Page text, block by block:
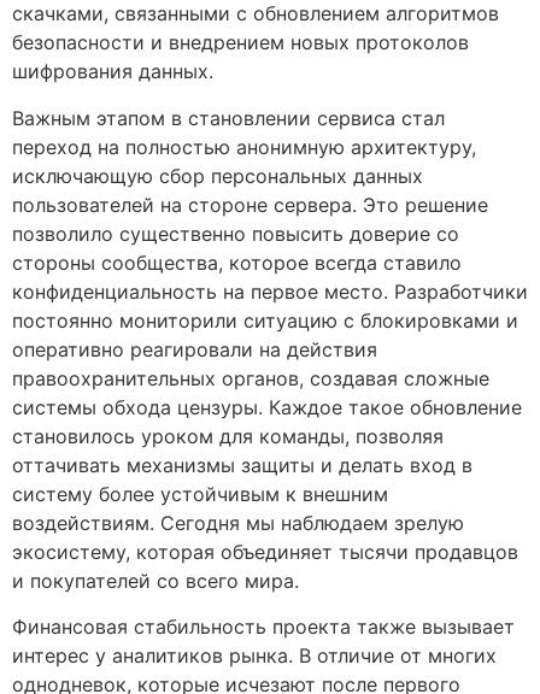
скачками, связанными с обновлением алгоритмов
безопасности и внедрением новых протоколов
шифрования данных.
Важным этапом в становлении сервиса стал
переход на полностью анонимную архитектуру,
исключающую сбор персональных данных
пользователей на стороне сервера. Это решение
позволило существенно повысить доверие со
стороны сообщества, которое всегда ставило
конфиденциальность на первое место. Разработчики
постоянно мониторили ситуацию с блокировками и
оперативно реагировали на действия
правоохранительных органов, создавая сложные
системы обхода цензуры. Каждое такое обновление
становилось уроком для команды, позволяя
оттачивать механизмы защиты и делать вход в
систему более устойчивым к внешним
воздействиям. Сегодня мы наблюдаем зрелую
экосистему, которая объединяет тысячи продавцов
и покупателей со всего мира.
Финансовая стабильность проекта также вызывает
интерес у аналитиков рынка. В отличие от многих
однодневок, которые исчезают после первого